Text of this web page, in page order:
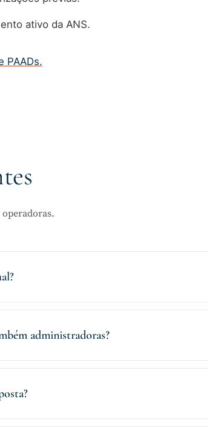
ativo da ANS.
PAADs.
operadoras.
administradoras?